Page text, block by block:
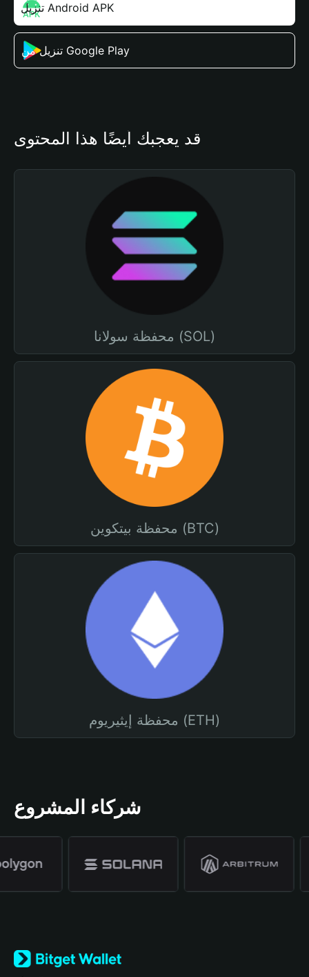
تنزيل Android APK
تنزيل من Google Play
قد يعجبك أيضًا هذا المحتوى
محفظة سولانا (SOL)
محفظة بيتكوين (BTC)
محفظة إيثيريوم (ETH)
شركاء المشروع